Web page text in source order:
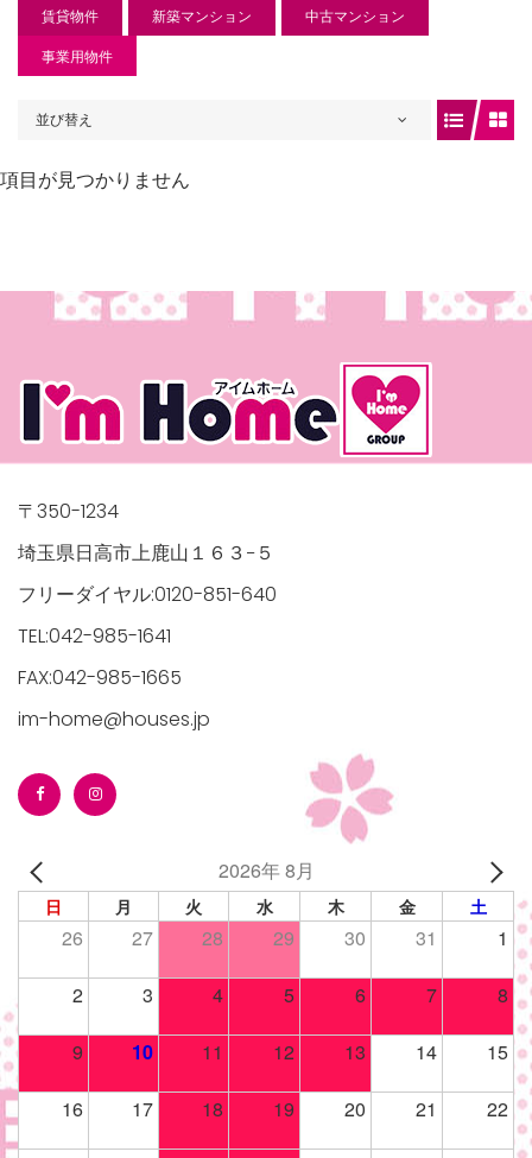
賃貸物件
新築マンション
中古マンション
事業用物件
並び替え
項目が見つかりません
top-
manager/wp-
top-
manager/wp-
top-
〒350-1234
埼玉県日高市上鹿山１６３−５
フリーダイヤル:0120-851-640
TEL:042-985-1641
FAX:042-985-1665
im-home@houses.jp
2026年 8月
日 月 火 水 木 金 土
26 27 28 29 30 31 1
2 3 4 5 6 7 8
9 10 11 12 13 14 15
16 17 18 19 20 21 22